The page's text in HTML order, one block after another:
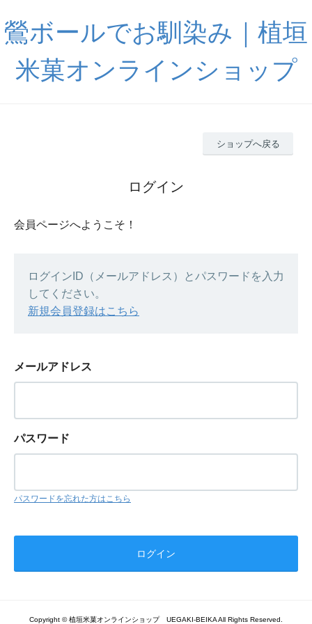
鶯ボールでお馴染み｜植垣
米菓オンラインショップ
ショップへ戻る
ログイン
会員ページへようこそ！
ログインID（メールアドレス）とパスワードを入力
してください。
新規会員登録はこちら
メールアドレス
パスワード
パスワードを忘れた方はこちら
Copyright © 植垣米菓オンラインショップ UEGAKI-BEIKA All Rights Reserved.